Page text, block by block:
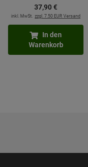
37,90€
inkl. MwSt. zzgl. 7.50 EUR Versand
In den
Warenkorb